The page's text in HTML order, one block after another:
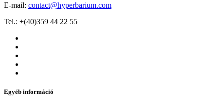
E-mail: contact@hyperbarium.com
Tel.: +(40)359 44 22 55
Egyéb információ